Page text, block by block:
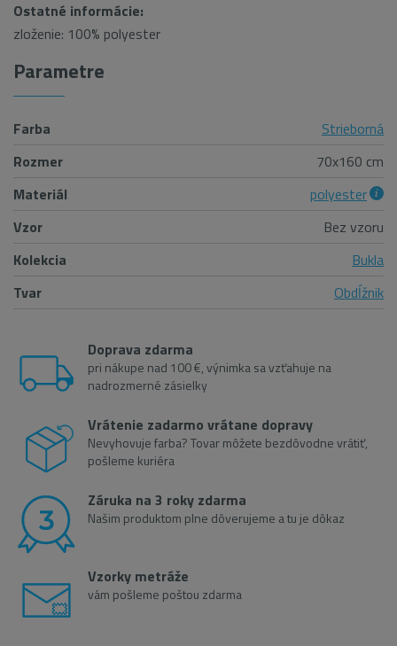
Ostatné informácie:
zloženie: 100% polyester
Parametre
Farba
Strieborná
Rozmer
70x160 cm
Materiál
polyester
Vzor
Bez vzoru
Kolekcia
Bukla
Tvar
Obdĺžnik
Doprava zdarma
pri nákupe nad 100 €, výnimka sa vzťahuje na
nadrozmerné zásielky
Vrátenie zadarmo vrátane dopravy
Nevyhovuje farba? Tovar môžete bezdôvodne vrátiť,
pošleme kuriéra
Záruka na 3 roky zdarma
Našim produktom plne dôverujeme a tu je dôkaz
Vzorky metráže
vám pošleme poštou zdarma